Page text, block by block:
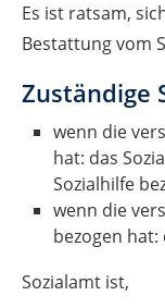
Es ist ratsam,
Bestattung vom
Zuständige
wenn die
hat: das
Sozialhilfe
wenn die
bezogen
Sozialamt ist,